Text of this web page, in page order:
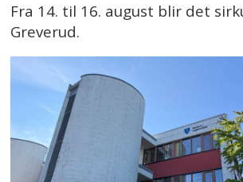
Fra 14. til 16. august blir det
Greverud.